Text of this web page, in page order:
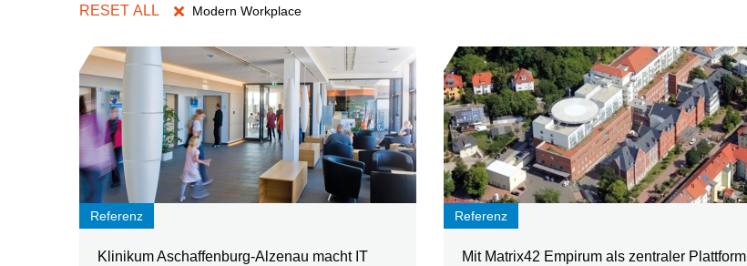
Modern Workplace
Referenz
Klinikum Aschaffenburg-Alzenau macht IT
Referenz
Mit Matrix42 Empirum als zentraler Plattform